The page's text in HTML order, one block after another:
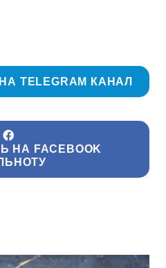
TELEGRAM КАНАЛ
НА FACEBOOK